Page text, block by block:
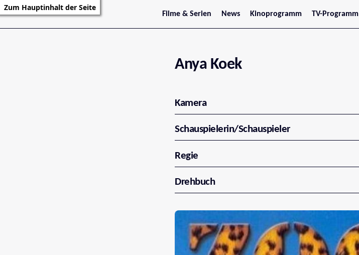
Zum Hauptinhalt der Seite
Filme & Serien
Trailer
Serienarchiv
News
Stars
Kinoprogramm
Jetzt im Kino
Tirol
Vorarlberg
TV-Programm
Anya Koek
Kamera
Schauspielerin/Schauspieler
Regie
Drehbuch